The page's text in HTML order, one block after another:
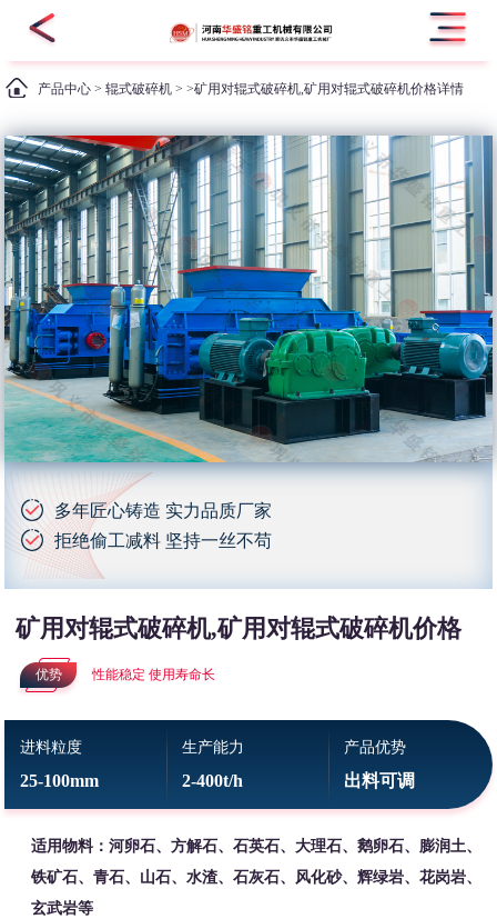
产品中心 >辊式破碎机 > >矿用对辊式破碎机,矿用对辊式破碎机价格详情
多年匠心铸造 实力品质厂家
拒绝偷工减料 坚持一丝不苟
矿用对辊式破碎机,矿用对辊式破碎机价格
优势 性能稳定 使用寿命长
进料粒度
25-100mm
生产能力
2-400t/h
产品优势
出料可调
适用物料：河卵石、方解石、石英石、大理石、鹅卵石、膨润土、
铁矿石、青石、山石、水渣、石灰石、风化砂、辉绿岩、花岗岩、
玄武岩等